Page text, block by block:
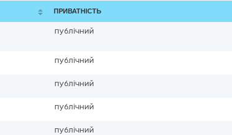
ПРИВАТНІСТЬ
публічний
публічний
публічний
публічний
публічний